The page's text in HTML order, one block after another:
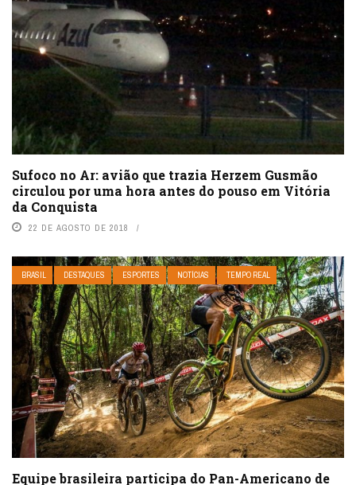
Sufoco no Ar: avião que trazia Herzem Gusmão
circulou por uma hora antes do pouso em Vitória
da Conquista
22 DE AGOSTO DE 2018
BRASIL DESTAQUES ESPORTES NOTÍCIAS TEMPO REAL
Equipe brasileira participa do Pan-Americano de